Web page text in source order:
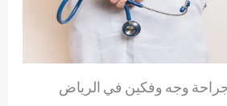
وجه وفكين في الرياض